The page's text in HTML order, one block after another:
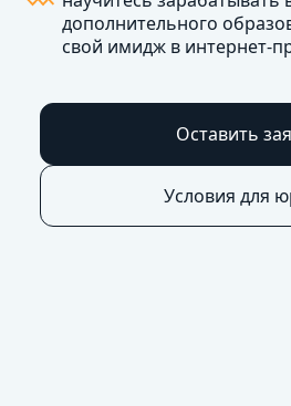
дополнительного
свой имидж в интернет-
Оставить
Условия для